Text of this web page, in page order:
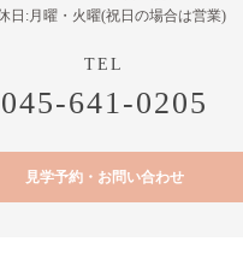
日:月曜・火曜(祝日の場合は営業)
045-641-0205
見学予約・お問い合わせ